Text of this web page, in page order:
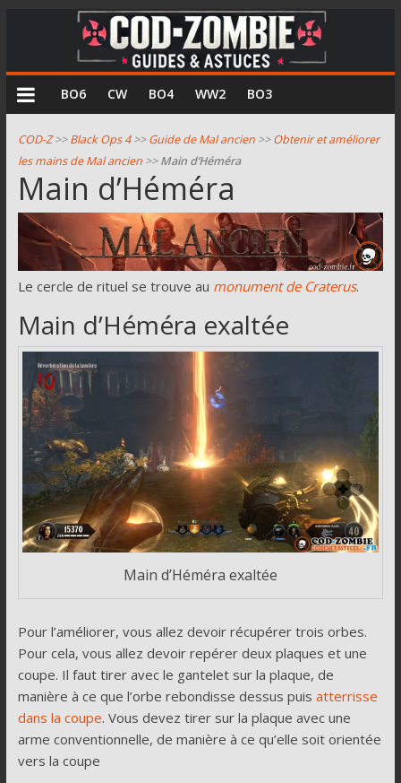
COD
Zombie
Guides
et
astuces
pour
mode
de
Call
Duty
BO6 CW BO4 WW2 BO3
COD-Z>>Black Ops 4>>Guide de Mal ancien>>Obtenir et améliorer
les mains de Mal ancien>>Main d’Héméra
Main d’Héméra
Le cercle de rituel se trouve au monument de Craterus.
Main d’Héméra exaltée
Main d’Héméra exaltée
Pour l’améliorer, vous allez devoir récupérer trois orbes.
Pour cela, vous allez devoir repérer deux plaques et une
coupe. Il faut tirer avec le gantelet sur la plaque, de
manière à ce que l’orbe rebondisse dessus puis atterrisse
dans la coupe. Vous devez tirer sur la plaque avec une
arme conventionnelle, de manière à ce qu’elle soit orientée
vers la coupe